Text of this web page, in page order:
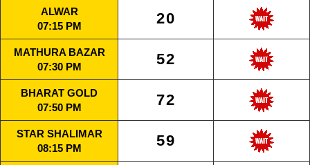
ALWAR
07:15 PM
20
MATHURA BAZAR
07:30 PM
52
BHARAT GOLD
07:50 PM
72
STAR SHALIMAR
08:15 PM
59